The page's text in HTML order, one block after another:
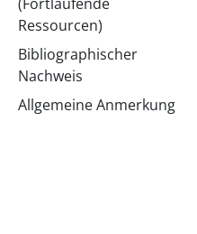
Ressourcen)
Bibliographischer
Nachweis
Allgemeine Anmerkung